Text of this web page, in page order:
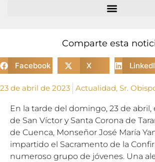
Comparte esta
Facebook X
23 de abril de 2023 Actualidad, Sr.
En la tarde del domingo, 23 de abril,
de San Víctor y Santa Corona de
de Cuenca, Monseñor José María
impartido el Sacramento de la
numeroso grupo de jóvenes. Una